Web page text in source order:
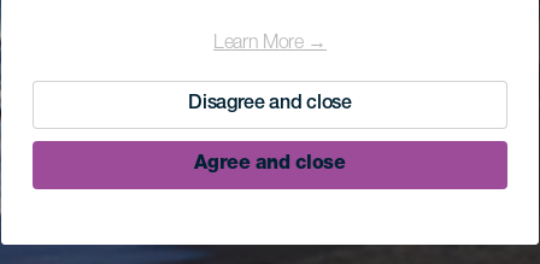
Learn More →
Disagree and close
Agree and close